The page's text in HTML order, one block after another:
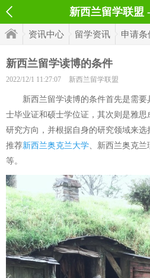
新西兰留学联盟
资讯中心 留学资讯 申请条
新西兰留学读博的条件
2022/12/1 11:27:07 新西兰留学联盟
新西兰留学读博的条件首先是需要
士毕业证和硕士学位证，其次则是雅
研究方向，并根据自身的研究领域来
推荐新西兰奥克兰大学、新西兰奥克
等。